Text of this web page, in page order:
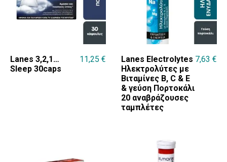
Lanes 3,2,1…
Sleep 30caps
11,25 €
Lanes Electrolytes
Ηλεκτρολύτες με
Βιταμίνες B, C & E
& γεύση Πορτοκάλι
20 αναβράζουσες
ταμπλέτες
7,63 €